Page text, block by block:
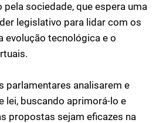
sociedade, que espera uma
legislativo para lidar com os
evolução tecnológica e o
parlamentares analisarem e
lei, buscando aprimorá-lo e
propostas sejam eficazes na